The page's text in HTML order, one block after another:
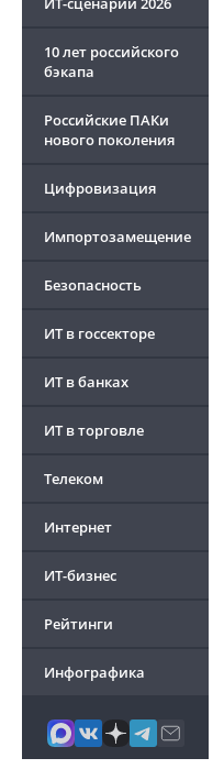
10 лет российского
бэкапа
Российские ПАКи
нового поколения
Цифровизация
Импортозамещение
Безопасность
ИТ в госсекторе
ИТ в банках
ИТ в торговле
Телеком
Интернет
ИТ-бизнес
Рейтинги
Инфографика